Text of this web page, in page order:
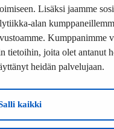
Lisäksi jaamme
alan
Kumppanimme
tietoihin, joita olet antanut
heidän palvelujaan.
kaikki